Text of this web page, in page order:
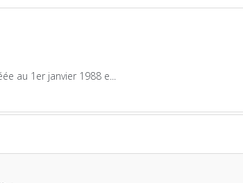
au 1er janvier 1988 e...